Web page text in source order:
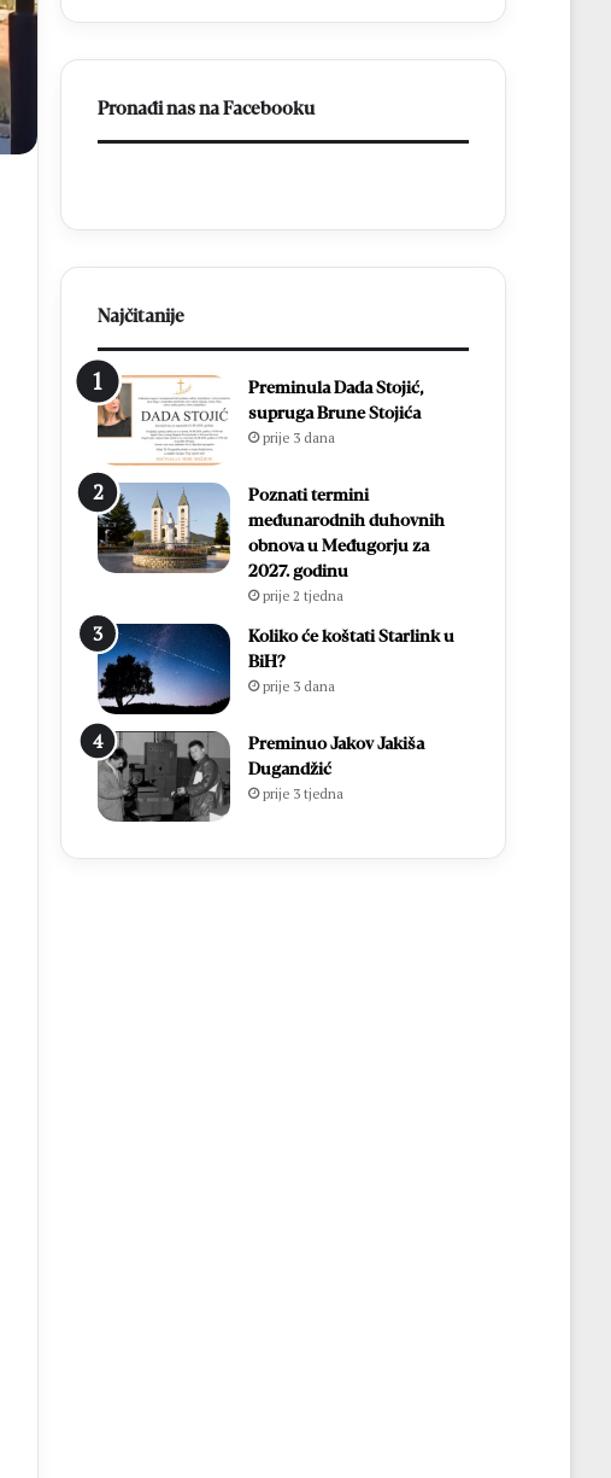
elektroničko
Pronađi nas na Facebooku
Najčitanije
Preminula Dada Stojić,
supruga Brune Stojića
prije 3 dana
Poznati termini
međunarodnih duhovnih
obnova u Međugorju za
2027. godinu
prije 2 tjedna
Koliko će koštati Starlink u
BiH?
prije 3 dana
Preminuo Jakov Jakiša
Dugandžić
prije 3 tjedna